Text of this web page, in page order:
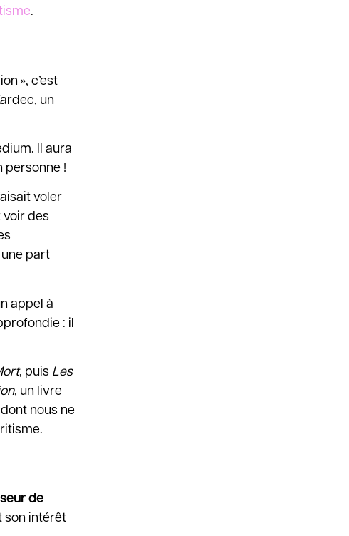
.
», c’est
un
Il aura
personne !
voler
voir des
part
appel à
: il
, puis Les
, un livre
nous ne
de
son intérêt